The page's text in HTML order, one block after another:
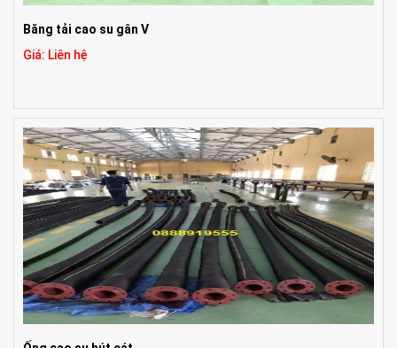
Băng tải cao su gân V
Giá: Liên hệ